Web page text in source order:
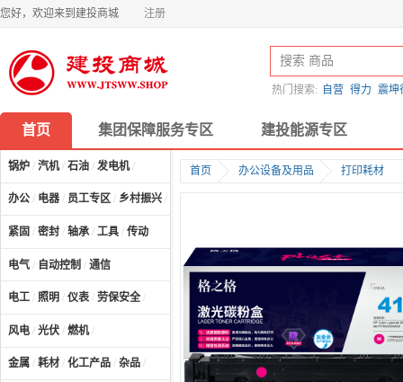
您好，欢迎来到建投商城 注册
热门搜索: 自营 得力 震坤
首页 集团保障服务专区 建投能源专区
锅炉 / 汽机/ 石油 / 发电机/
办公 / 电器 / 员工专区 / 乡村振兴 /
紧固 / 密封 / 轴承 / 工具 / 传动
电气 / 自动控制 / 通信
电工 / 照明 / 仪表 / 劳保安全 /
风电 / 光伏 / 燃机/
金属 / 耗材 / 化工产品 / 杂品 /
首页 办公设备及用品 打印耗材